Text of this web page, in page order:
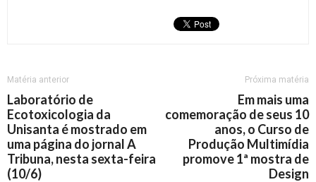
Matéria anterior
Laboratório de
Ecotoxicologia da
Unisanta é mostrado em
uma página do jornal A
Tribuna, nesta sexta-feira
(10/6)
Próxima matéria
Em mais uma
comemoração de seus 10
anos, o Curso de
Produção Multimídia
promove 1ª mostra de
Design